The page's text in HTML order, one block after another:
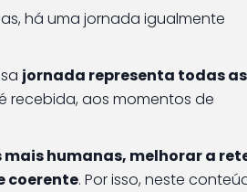
há uma jornada igualmente
jornada representa todas as
recebida, aos momentos de
humanas, melhorar a
coerente. Por isso, neste